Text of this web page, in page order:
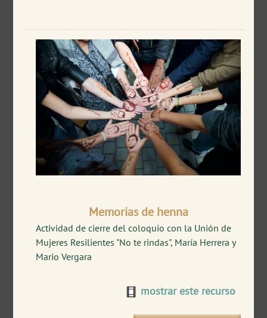
Memorias de henna
Actividad de cierre del coloquio con la Unión de
Mujeres Resilientes "No te rindas", María Herrera y
Mario Vergara
mostrar este recurso